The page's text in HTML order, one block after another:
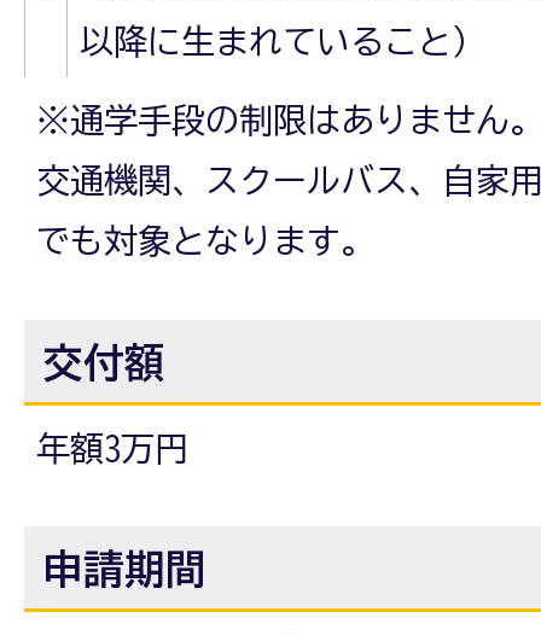
以降に生まれていること）
※通学手段の制限はありません
交通機関、スクールバス、自家
でも対象となります。
交付額
年額3万円
申請期間